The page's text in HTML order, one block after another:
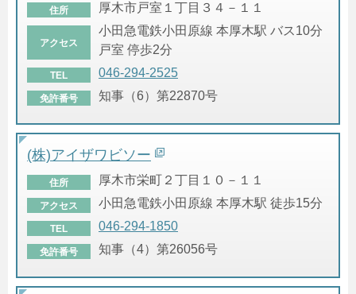
住所 厚木市戸室１丁目３４－１１
アクセス
小田急電鉄小田原線 本厚木駅 バス10分
戸室 停歩2分
TEL 046-294-2525
免許番号 知事（6）第22870号
(株)アイザワビソー
住所 厚木市栄町２丁目１０－１１
アクセス 小田急電鉄小田原線 本厚木駅 徒歩15分
TEL 046-294-1850
免許番号 知事（4）第26056号